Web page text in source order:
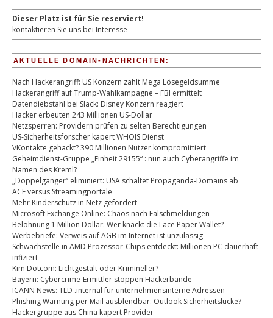
Dieser Platz ist für Sie reserviert!
kontaktieren Sie uns bei Interesse
AKTUELLE DOMAIN-NACHRICHTEN:
Nach Hackerangriff: US Konzern zahlt Mega Lösegeldsumme
Hackerangriff auf Trump-Wahlkampagne – FBI ermittelt
Datendiebstahl bei Slack: Disney Konzern reagiert
Hacker erbeuten 243 Millionen US-Dollar
Netzsperren: Providern prüfen zu selten Berechtigungen
US-Sicherheitsforscher kapert WHOIS Dienst
VKontakte gehackt? 390 Millionen Nutzer kompromittiert
Geheimdienst-Gruppe „Einheit 29155“ : nun auch Cyberangriffe im
Namen des Kreml?
„Doppelgänger“ eliminiert: USA schaltet Propaganda-Domains ab
ACE versus Streamingportale
Mehr Kinderschutz in Netz gefordert
Microsoft Exchange Online: Chaos nach Falschmeldungen
Belohnung 1 Million Dollar: Wer knackt die Lace Paper Wallet?
Werbebriefe: Verweis auf AGB im Internet ist unzulässig
Schwachstelle in AMD Prozessor-Chips entdeckt: Millionen PC dauerhaft
infiziert
Kim Dotcom: Lichtgestalt oder Krimineller?
Bayern: Cybercrime-Ermittler stoppen Hackerbande
ICANN News: TLD .internal für unternehmensinterne Adressen
Phishing Warnung per Mail ausblendbar: Outlook Sicherheitslücke?
Hackergruppe aus China kapert Provider